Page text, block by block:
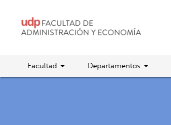
Facultad Departamentos